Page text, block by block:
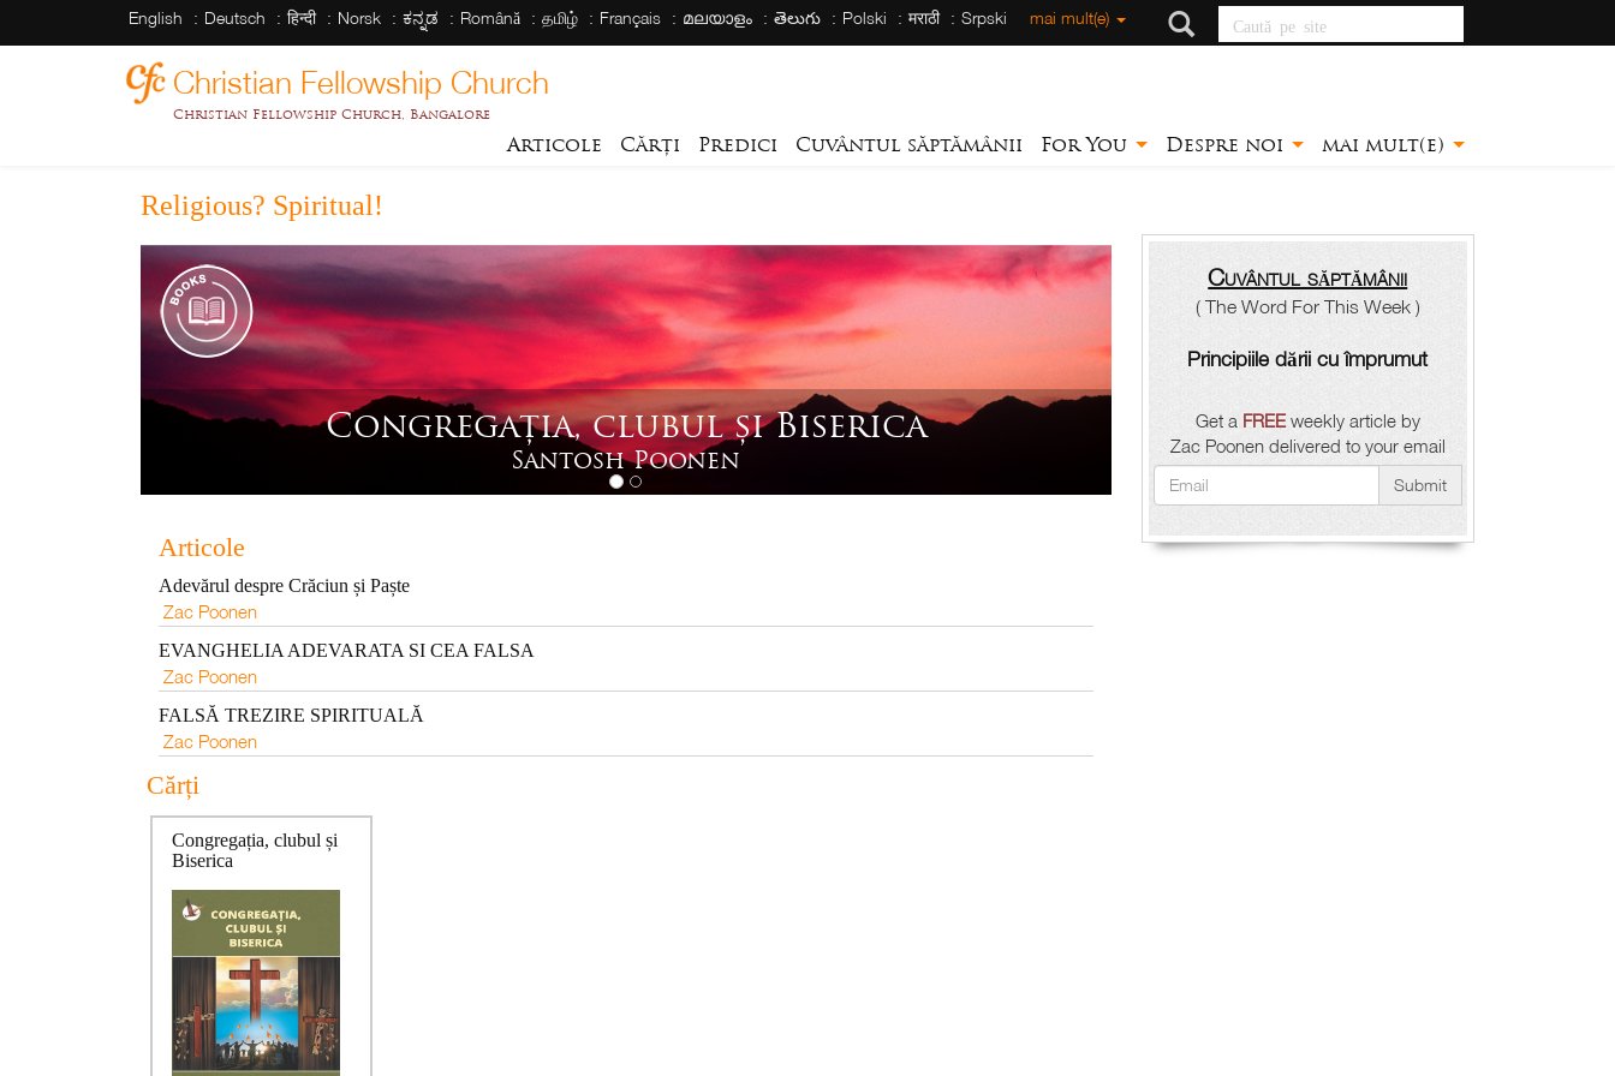
English Deutsch हिन्दी Norsk ಕನ್ನಡ Română தமிழ் Français മലയാളം తెలుగు Polski मराठी Srpski mai mult(e) Caută pe site
Christian Fellowship Church
Christian Fellowship Church, Bangalore
Articole Cărți Predici Cuvântul săptămânii For You Despre noi mai mult(e)
Religious? Spiritual!
Congregația, clubul și Biserica
Santosh Poonen
Articole
Adevărul despre Crăciun și Paște
Zac Poonen
EVANGHELIA ADEVARATA SI CEA FALSA
Zac Poonen
FALSĂ TREZIRE SPIRITUALĂ
Zac Poonen
Cărți
Congregația, clubul și
Biserica
Cuvântul săptămânii
( The Word For This Week )
Principiile dării cu împrumut
Get a FREEweekly article by
Zac Poonen delivered to your email
Submit